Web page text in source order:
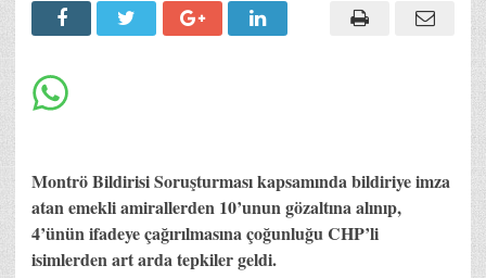
Montrö Bildirisi Soruşturması kapsamında bildiriye imza
atan emekli amirallerden 10’unun gözaltına alınıp,
4’ünün ifadeye çağırılmasına çoğunluğu CHP’li
isimlerden art arda tepkiler geldi.